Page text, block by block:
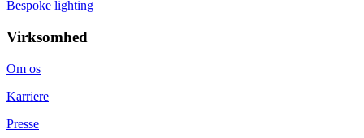
Bespoke lighting
Virksomhed
Om os
Karriere
Presse